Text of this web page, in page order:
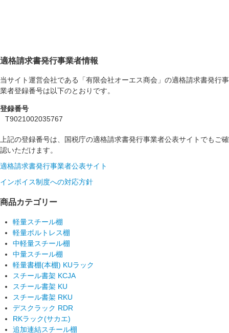
適格請求書発行事業者情報
当サイト運営会社である「有限会社オーエス商会」の適格請求書発行事
業者登録番号は以下のとおりです。
登録番号
T9021002035767
上記の登録番号は、国税庁の適格請求書発行事業者公表サイトでもご確
認いただけます。
適格請求書発行事業者公表サイト
インボイス制度への対応方針
商品カテゴリー
軽量スチール棚
軽量ボルトレス棚
中軽量スチール棚
中量スチール棚
軽量書棚(本棚) KUラック
スチール書架 KCJA
スチール書架 KU
スチール書架 RKU
デスクラック RDR
RKラック(サカエ)
追加連結スチール棚